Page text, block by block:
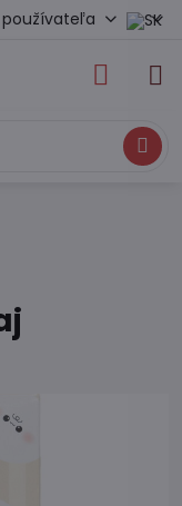
používateľa
Hľadať